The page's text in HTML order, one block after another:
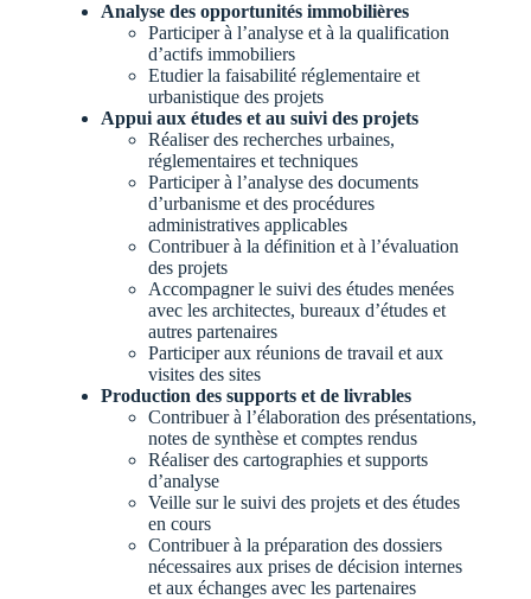
Analyse des opportunités immobilières
Participer à l’analyse et à la qualification
d’actifs immobiliers
Etudier la faisabilité réglementaire et
urbanistique des projets
Appui aux études et au suivi des projets
Réaliser des recherches urbaines,
réglementaires et techniques
Participer à l’analyse des documents
d’urbanisme et des procédures
administratives applicables
Contribuer à la définition et à l’évaluation
des projets
Accompagner le suivi des études menées
avec les architectes, bureaux d’études et
autres partenaires
Participer aux réunions de travail et aux
visites des sites
Production des supports et de livrables
Contribuer à l’élaboration des présentations,
notes de synthèse et comptes rendus
Réaliser des cartographies et supports
d’analyse
Veille sur le suivi des projets et des études
en cours
Contribuer à la préparation des dossiers
nécessaires aux prises de décision internes
et aux échanges avec les partenaires